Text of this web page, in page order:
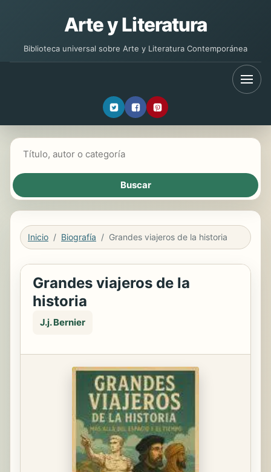
Arte y Literatura
Biblioteca universal sobre Arte y Literatura Contemporánea
Inicio Biografía Grandes viajeros de la historia
Grandes viajeros de la
historia
J.j. Bernier